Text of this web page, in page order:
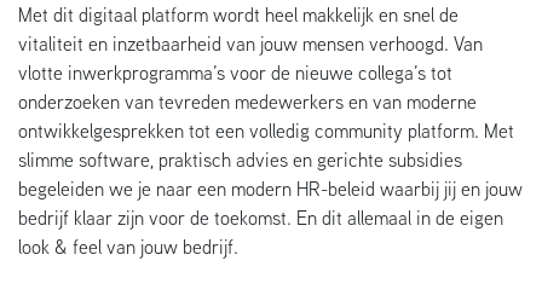
Met dit digitaal platform wordt heel makkelijk en snel de
vitaliteit en inzetbaarheid van jouw mensen verhoogd. Van
vlotte inwerkprogramma’s voor de nieuwe collega’s tot
onderzoeken van tevreden medewerkers en van moderne
ontwikkelgesprekken tot een volledig community platform. Met
slimme software, praktisch advies en gerichte subsidies
begeleiden we je naar een modern HR-beleid waarbij jij en jouw
bedrijf klaar zijn voor de toekomst. En dit allemaal in de eigen
look & feel van jouw bedrijf.